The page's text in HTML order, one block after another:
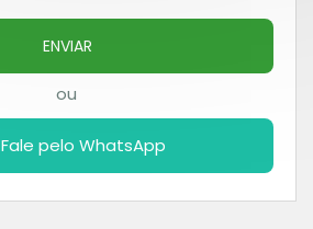
ENVIAR
ou
Fale pelo WhatsApp